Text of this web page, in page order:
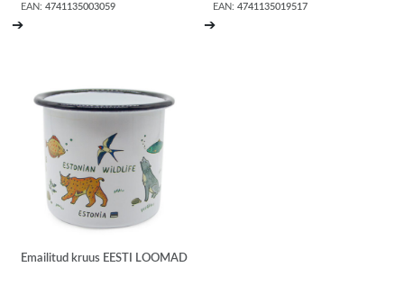
EAN:4741135003059
➔
EAN:4741135019517
➔
Emailitud kruus EESTI LOOMAD